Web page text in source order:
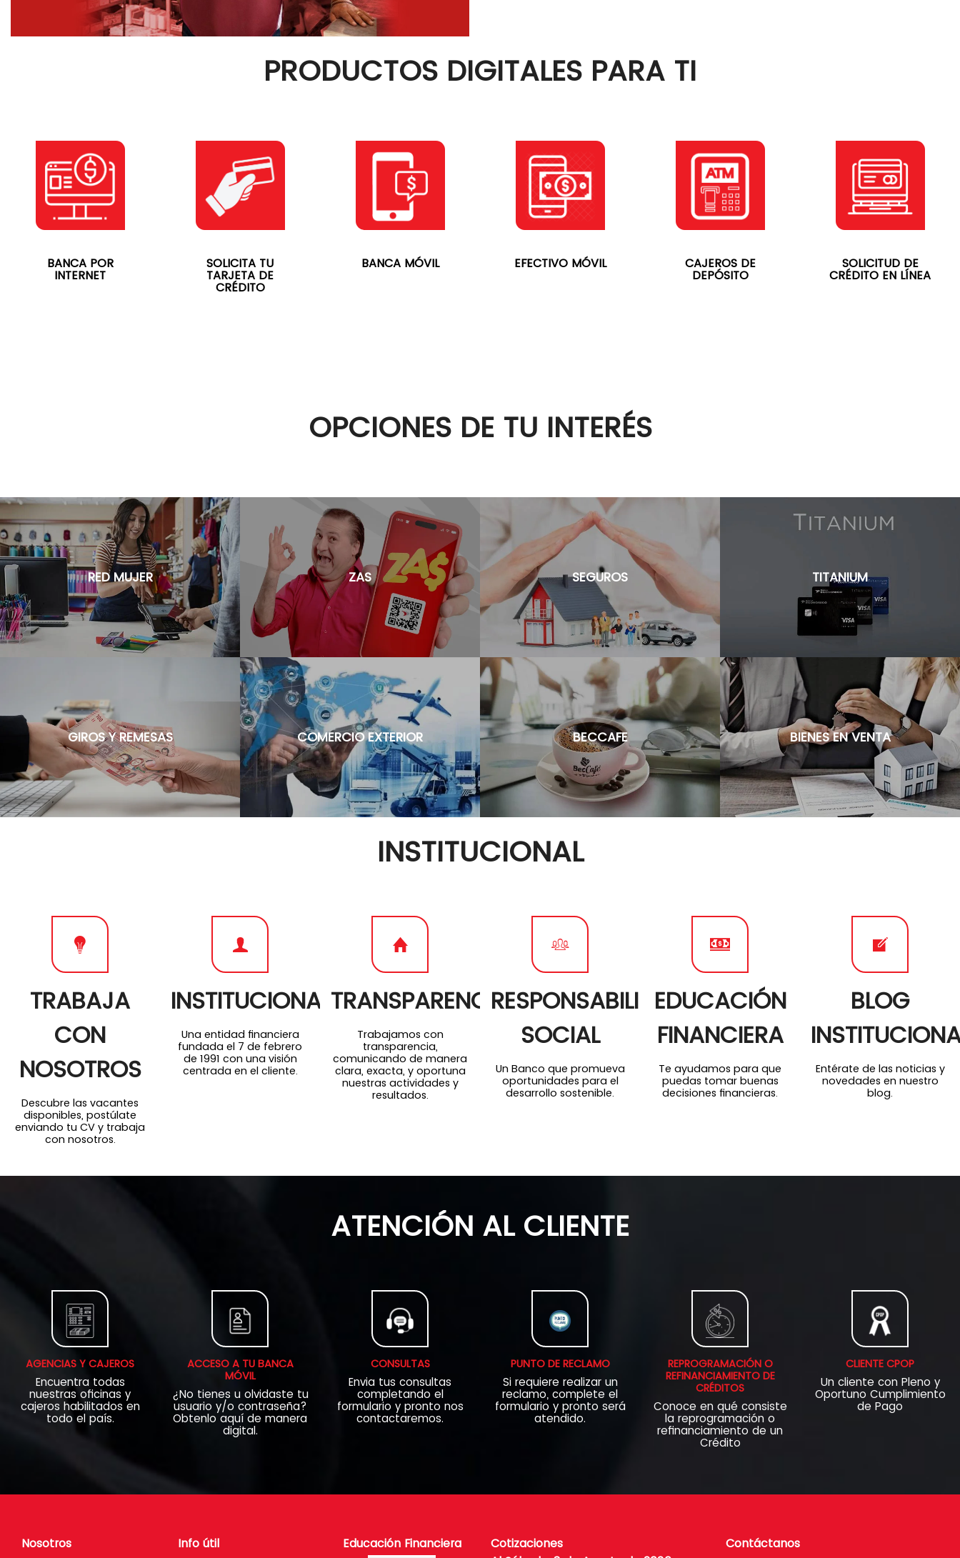
PRODUCTOS DIGITALES PARA TI
BANCA POR
INTERNET
SOLICITA TU
TARJETA DE
CRÉDITO
BANCA MÓVIL EFECTIVO MÓVIL CAJEROS DE
DEPÓSITO
SOLICITUD DE
CRÉDITO EN LÍNEA
OPCIONES DE TU INTERÉS
RED MUJER ZAS SEGUROS TITANIUM
GIROS Y REMESAS COMERCIO EXTERIOR BECCAFE BIENES EN VENTA
INSTITUCIONAL
TRABAJA
CON
NOSOTROS
Descubre las vacantes
disponibles, postúlate
enviando tu CV y trabaja
con nosotros.
INSTITUCIONAL
Una entidad financiera
fundada el 7 de febrero
de 1991 con una visión
centrada en el cliente.
TRANSPARENCIA
Trabajamos con
transparencia,
comunicando de manera
clara, exacta, y oportuna
nuestras actividades y
resultados.
RESPONSABILIDAD
SOCIAL
Un Banco que promueva
oportunidades para el
desarrollo sostenible.
EDUCACIÓN
FINANCIERA
Te ayudamos para que
puedas tomar buenas
decisiones financieras.
BLOG
Entérate de las noticias y
novedades en nuestro
blog.
ATENCIÓN AL CLIENTE
AGENCIAS Y CAJEROS
Encuentra todas
nuestras oficinas y
cajeros habilitados en
todo el país.
ACCESO A TU BANCA
MÓVIL
¿No tienes u olvidaste tu
usuario y/o contraseña?
Obtenlo aquí de manera
digital.
CONSULTAS
Envia tus consultas
completando el
formulario y pronto nos
contactaremos.
PUNTO DE RECLAMO
Si requiere realizar un
reclamo, complete el
formulario y pronto será
atendido.
REPROGRAMACIÓN O
REFINANCIAMIENTO DE
CRÉDITOS
Conoce en qué consiste
la reprogramación o
refinanciamiento de un
Crédito
CLIENTE CPOP
Un cliente con Pleno y
Oportuno Cumplimiento
de Pago
Nosotros Info útil Educación Financiera
Cotizaciones
Contáctanos